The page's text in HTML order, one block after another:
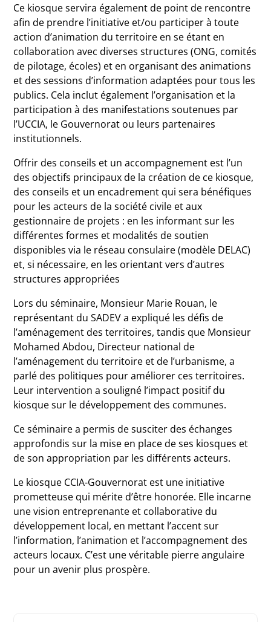
Ce kiosque servira également de point de rencontre
afin de prendre l’initiative et/ou participer à toute
action d’animation du territoire en se étant en
collaboration avec diverses structures (ONG, comités
de pilotage, écoles) et en organisant des animations
et des sessions d’information adaptées pour tous les
publics. Cela inclut également l’organisation et la
participation à des manifestations soutenues par
l’UCCIA, le Gouvernorat ou leurs partenaires
institutionnels.
Offrir des conseils et un accompagnement est l’un
des objectifs principaux de la création de ce kiosque,
des conseils et un encadrement qui sera bénéfiques
pour les acteurs de la société civile et aux
gestionnaire de projets : en les informant sur les
différentes formes et modalités de soutien
disponibles via le réseau consulaire (modèle DELAC)
et, si nécessaire, en les orientant vers d’autres
structures appropriées
Lors du séminaire, Monsieur Marie Rouan, le
représentant du SADEV a expliqué les défis de
l’aménagement des territoires, tandis que Monsieur
Mohamed Abdou, Directeur national de
l’aménagement du territoire et de l’urbanisme, a
parlé des politiques pour améliorer ces territoires.
Leur intervention a souligné l’impact positif du
kiosque sur le développement des communes.
Ce séminaire a permis de susciter des échanges
approfondis sur la mise en place de ses kiosques et
de son appropriation par les différents acteurs.
Le kiosque CCIA-Gouvernorat est une initiative
prometteuse qui mérite d’être honorée. Elle incarne
une vision entreprenante et collaborative du
développement local, en mettant l’accent sur
l’information, l’animation et l’accompagnement des
acteurs locaux. C’est une véritable pierre angulaire
pour un avenir plus prospère.